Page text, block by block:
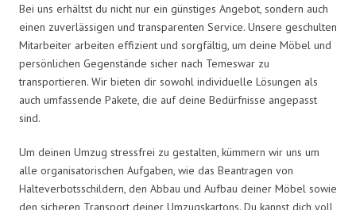
Bei uns erhältst du nicht nur ein günstiges Angebot, sondern auch
einen zuverlässigen und transparenten Service. Unsere geschulten
Mitarbeiter arbeiten effizient und sorgfältig, um deine Möbel und
persönlichen Gegenstände sicher nach Temeswar zu
transportieren. Wir bieten dir sowohl individuelle Lösungen als
auch umfassende Pakete, die auf deine Bedürfnisse angepasst
sind.
Um deinen Umzug stressfrei zu gestalten, kümmern wir uns um
alle organisatorischen Aufgaben, wie das Beantragen von
Halteverbotsschildern, den Abbau und Aufbau deiner Möbel sowie
den sicheren Transport deiner Umzugskartons. Du kannst dich voll